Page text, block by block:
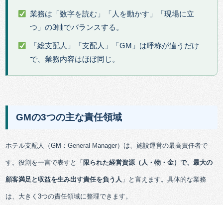
業務は「数字を読む」「人を動かす」「現場に立
つ」の3軸でバランスする。
「総支配人」「支配人」「GM」は呼称が違うだけ
で、業務内容はほぼ同じ。
GMの3つの主な責任領域
ホテル支配人（GM：General Manager）は、施設運営の最高責任者で
す。役割を一言で表すと「限られた経営資源（人・物・金）で、最大の
顧客満足と収益を生み出す責任を負う人 」と言えます。具体的な業務
は、大きく3つの責任領域に整理できます。